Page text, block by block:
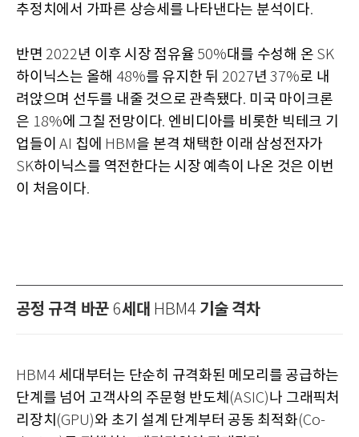
추정치에서 가파른 상승세를 나타낸다는 분석이다.
반면 2022년 이후 시장 점유율 50%대를 수성해 온 SK
하이닉스는 올해 48%를 유지한 뒤 2027년37%로 내
려앉으며 선두를 내줄 것으로 관측됐다. 미국 마이크론
은 18%에 그칠 전망이다. 엔비디아를 비롯한 빅테크 기
업들이 AI 칩에 HBM 을 본격 채택한 이래 삼성전자가
SK하이닉스를 역전한다는 시장 예측이 나온 것은 이번
이 처음이다.
공정 규격 바꾼 6세대 HBM4 기술 격차
HBM4 세대부터는 단순히 규격화된 메모리를 공급하는
단계를 넘어 고객사의 주문형 반도체 (ASIC)나 그래픽처
리장치 (GPU)와 초기 설계 단계부터 공동 최적화(Co-